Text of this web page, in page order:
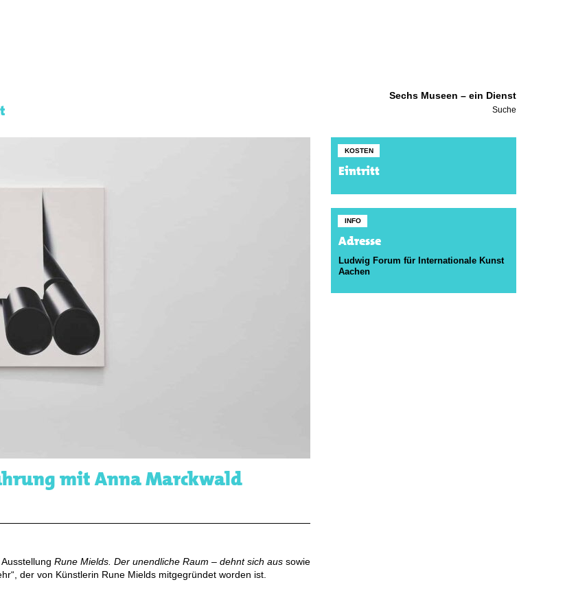
Sechs Museen – ein Dienst
Suche
mit Anna Marckwald
Rune Mields. Der unendliche Raum – dehnt sich aus sowie
der von Künstlerin Rune Mields mitgegründet worden ist.
KOSTEN
Eintritt
INFO
Adresse
Ludwig Forum für Internationale Kunst
Aachen